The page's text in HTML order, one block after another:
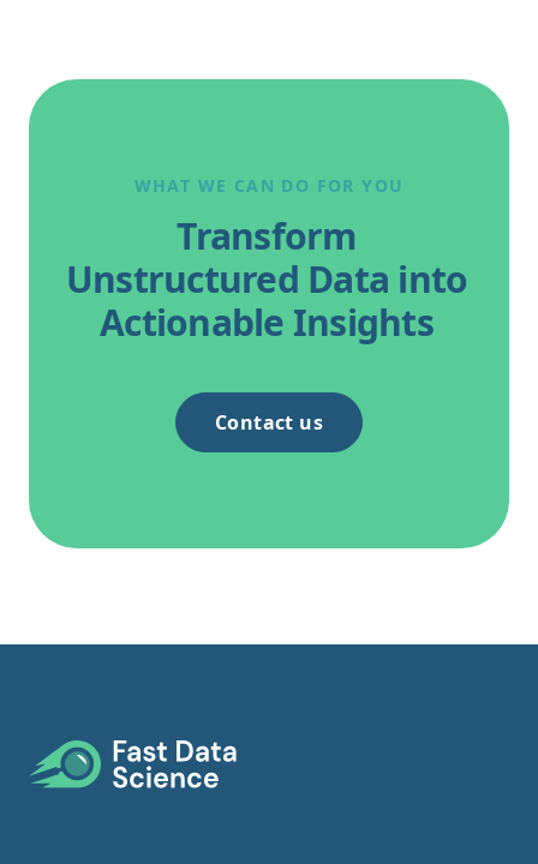
WHAT WE CAN DO FOR YOU
Transform
Unstructured Data into
Actionable Insights
Contact us
Footer